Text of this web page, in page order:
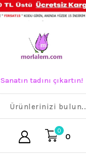
Sanatın tadını çıkartın!
0
0